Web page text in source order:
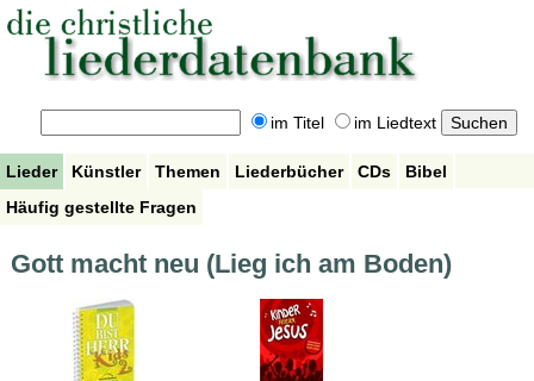
im Titel im Liedtext
Lieder Künstler Themen Liederbücher CDs
Bibel
Häufig gestellte Fragen
Gott macht neu (Lieg ich am Boden)